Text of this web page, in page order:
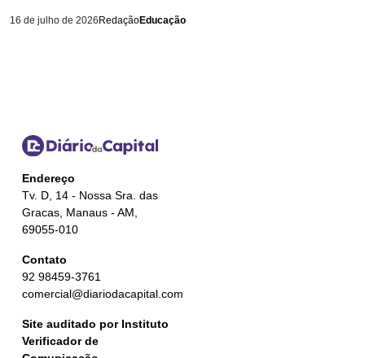
16 de julho de 2026 RedaçãoEducação
Endereço
Tv. D, 14 - Nossa Sra. das
Gracas, Manaus - AM,
69055-010
Contato
92 98459-3761
comercial@diariodacapital.com
Site auditado por Instituto
Verificador de